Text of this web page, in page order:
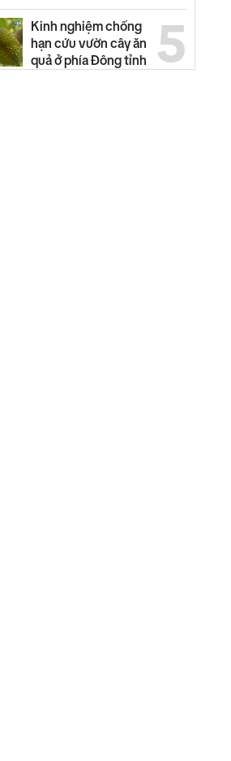
5
Kinh nghiệm chống
hạn cứu vườn cây ăn
quả ở phía Đông tỉnh